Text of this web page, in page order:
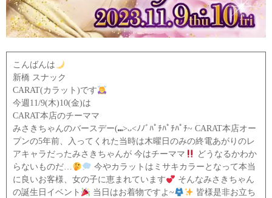
こんばんは
新橋 スナック
CARAT(カラット)です
今週11/9(木)10(金)は
CARAT本店のチーママ
みさきちゃんのバースデー(⑉>ᴗ<ﾉﾉﾞﾊﾟﾁﾊﾟﾁﾊﾟﾁ~ CARAT本店オー
プンの5年前、入ってくれた当時は木曜日のみの終電あがりのレ
アキャラだったみさきちゃんが 今はチーママ
どうなるかわか
らないものだ…
今やカラットはミサキカラーとなって本当
に良いお客様、女の子に恵まれています
そんなみさきちゃん
の誕生日イベント
当日はお着物ですよ~
皆様是非お立ち